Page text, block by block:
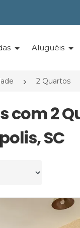
Aluguéis
2 Quartos
com 2
SC